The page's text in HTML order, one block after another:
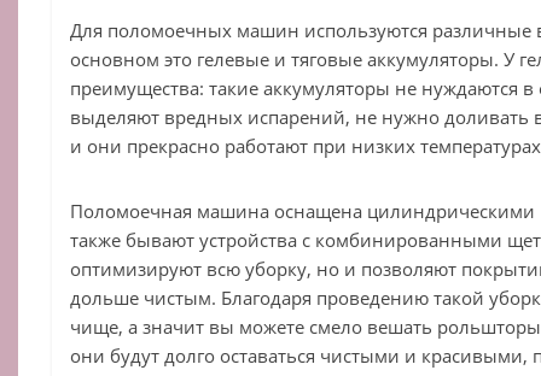
Для поломоечных машин используются различные
основном это гелевые и тяговые аккумуляторы. У
преимущества: такие аккумуляторы не нуждаются
выделяют вредных испарений, не нужно доливать
и они прекрасно работают при низких
Поломоечная машина оснащена
также бывают устройства с комбинированными
оптимизируют всю уборку, но и позволяют
дольше чистым. Благодаря проведению такой
чище, а значит вы можете смело вешать
они будут долго оставаться чистыми и красивыми,